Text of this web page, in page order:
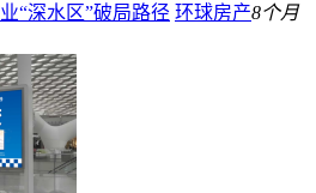
“深水区”破局路径 环球房产8个月